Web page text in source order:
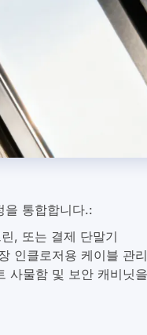
통합합니다.:
, 또는 결제 단말기
인클로저용 케이블 관리
사물함 및 보안 캐비닛을
립 또는 스태킹 기능